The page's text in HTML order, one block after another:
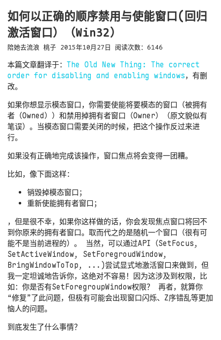
如何以正确的顺序禁用与使能窗口(回归
激活窗口）（Win32）
陪她去流浪 桃子 2015年10月27日 阅读次数： 6146
本篇文章翻译于： The Old New Thing: The correct
order for disabling and enabling windows，有删
改。
如果你想显示模态窗口，你需要使能将要模态的窗口（被拥有
者（Owned））和禁用掉拥有者窗口（Owner）（原文貌似有
笔误）。当模态窗口需要关闭的时候，把这个操作反过来进
行。
如果没有正确地完成该操作，窗口焦点将会变得一团糟。
比如，像下面这样：
销毁掉模态窗口；
重新使能拥有者窗口；
，但是很不幸，如果你这样做的话，你会发现焦点窗口将回不
到你原来的拥有者窗口。取而代之的是随机一个窗口（很有可
能不是当前进程的）。 当然，可以通过API（SetFocus,
SetActiveWindow, SetForegroudWindow,
BringWindowToTop, ...)尝试显式地激活窗口来做到，但
我一定坦诚地告诉你，这绝对不容易！因为这涉及到权限，比
如：你是否有SetForegroupWindow权限？ 再者，就算你
“修复”了此问题，但极有可能会出现窗口闪烁、Z序错乱等更加
恼人的问题。
到底发生了什么事情？